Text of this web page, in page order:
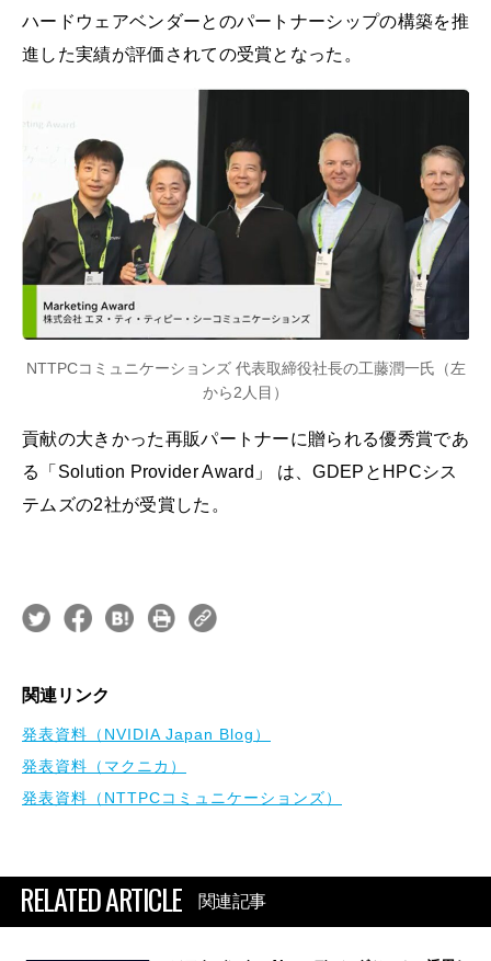
ハードウェアベンダーとのパートナーシップの構築を推
進した実績が評価されての受賞となった。
NTTPCコミュニケーションズ 代表取締役社長の工藤潤一氏（左
から2人目）
貢献の大きかった再販パートナーに贈られる優秀賞であ
る「Solution Provider Award」 は、GDEPとHPCシス
テムズの2社が受賞した。
関連リンク
発表資料（NVIDIA Japan Blog）
発表資料（マクニカ）
発表資料（NTTPCコミュニケーションズ）
RELATED ARTICLE 関連記事